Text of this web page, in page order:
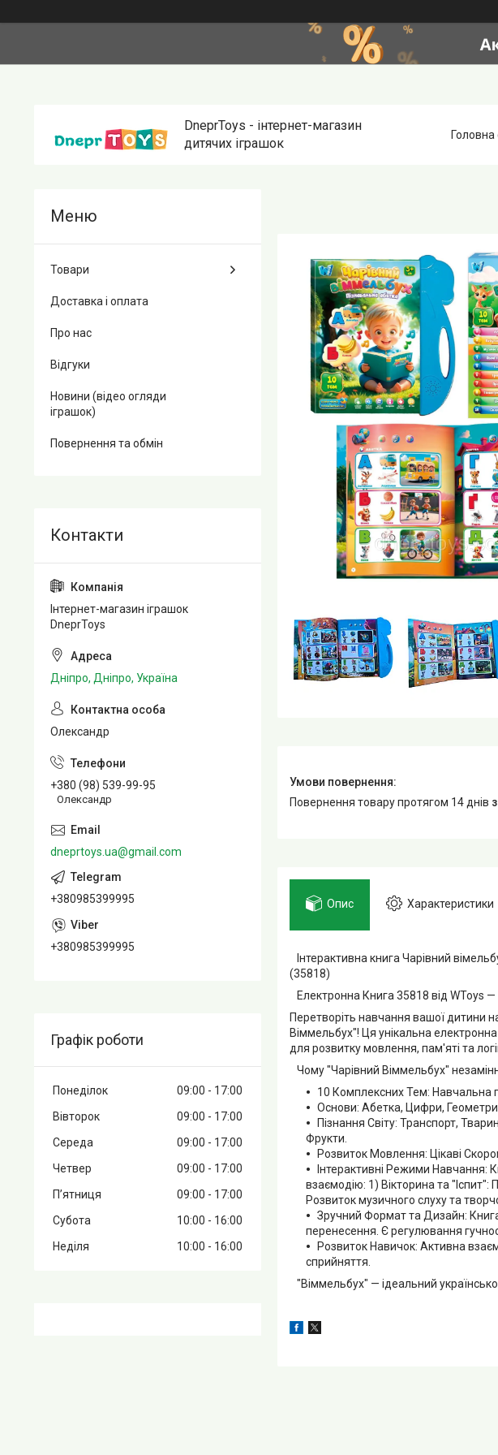
DneprToys - інтернет-магазин
дитячих іграшок
Головна
повернення товару протягом 14 днів
Опис Характеристики
Інтерактивна книга Чарівний
(35818)
Електронна Книга 35818 від WToys
Перетворіть навчання вашої дитини
Віммельбух"! Ця унікальна
для розвитку мовлення, пам'яті та
Чому "Чарівний Віммельбух"
10 Комплексних Тем: Навчальна
Основи: Абетка, Цифри,
Пізнання Світу: Транспорт,
Фрукти.
Розвиток Мовлення: Цікаві
Інтерактивні Режими Навчання:
взаємодію: 1) Вікторина та "Іспит":
Розвиток музичного слуху та
Зручний Формат та Дизайн: Книга
перенесення. Є регулювання
Розвиток Навичок: Активна
сприйняття.
"Віммельбух" — ідеальний
Товари
Доставка і оплата
Про нас
Відгуки
Новини (відео огляди
іграшок)
Повернення та обмін
Інтернет-магазин іграшок
DneprToys
Дніпро, Дніпро, Україна
Олександр
+380 (98) 539-99-95
Олександр
dneprtoys.ua@gmail.com
+380985399995
+380985399995
Графік роботи
Понеділок 09:00
17:00
Вівторок
09:00
17:00
Середа
09:00
17:00
Четвер
09:00
17:00
Пʼятниця
09:00
17:00
Субота
10:00
16:00
Неділя
10:00 16:00